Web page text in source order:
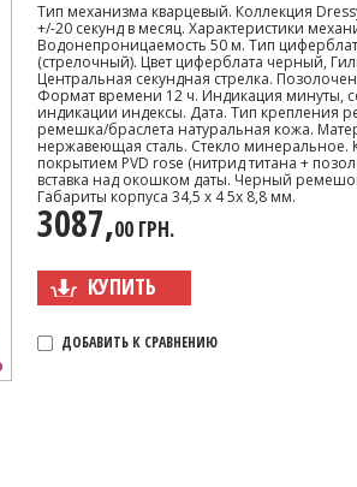
Тип механизма кварцевый. Коллекция
+/-20 секунд в месяц. Характеристики
Водонепроницаемость 50 м. Тип
(стрелочный). Цвет циферблата черный,
Центральная секундная стрелка.
Формат времени 12 ч. Индикация минуты,
индикации индексы. Дата. Тип крепления
ремешка/браслета натуральная кожа.
нержавеющая сталь. Стекло минеральное.
покрытием PVD rose (нитрид титана +
вставка над окошком даты. Черный
Габариты корпуса 34,5 x 4 5х 8,8 мм.
3087,00 ГРН.
КУПИТЬ
ДОБАВИТЬ К СРАВНЕНИЮ